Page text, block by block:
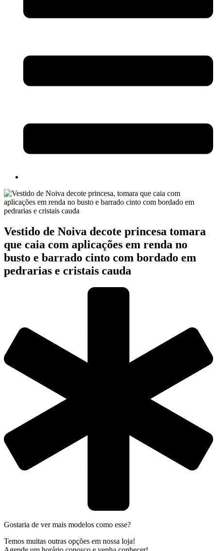
Vestido de Noiva decote princesa tomara
que caia com aplicações em renda no
busto e barrado cinto com bordado em
pedrarias e cristais cauda
Gostaria de ver mais modelos como esse?
Temos muitas outras opções em nossa loja!